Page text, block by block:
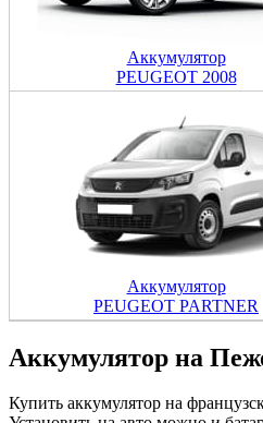
Аккумулятор
PEUGEOT 2008
Аккумулятор
PEUGEOT PARTNER
Аккумулятор на
Купить аккумулятор на